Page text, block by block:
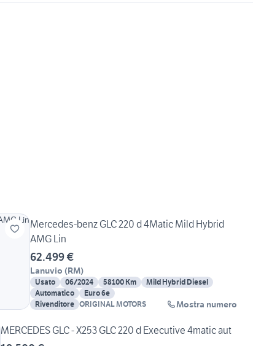
Mercedes-benz GLC 220 d 4Matic Mild Hybrid
AMG Lin
62.499 €
Lanuvio (RM)
Usato 06/2024 58100 Km
Mild Hybrid Diesel
Automatico
Euro 6e
Rivenditore ORIGINAL MOTORS Mostra numero
MERCEDES GLC - X253 GLC 220 d Executive 4matic aut